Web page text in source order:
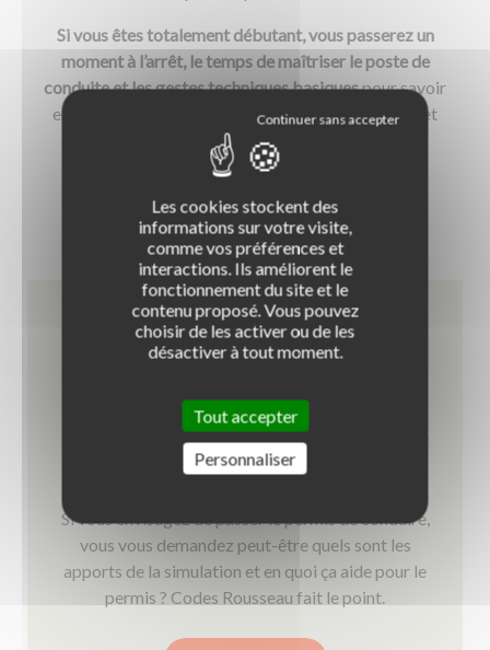
Si vous êtes totalement débutant, vous passerez un
moment à l’arrêt, le temps de maîtriser le poste de
conduite et les gestes techniques basiquespour savoir
embrayer, débrayer, passer les vitesses, accélérer et
freiner.
Pourquoi apprendre sur un simulateur de
conduite en auto-école ?
Si vous envisagez de passer le permis de conduire,
vous vous demandez peut-être quels sont les
apports de la simulation et en quoi ça aide pour le
permis ? Codes Rousseau fait le point.
Les cookies stockent des
informations sur votre visite,
comme vos préférences et
interactions. Ils améliorent le
fonctionnement du site et le
contenu proposé. Vous pouvez
choisir de les activer ou de les
désactiver à tout moment.
Tout accepter
Personnaliser